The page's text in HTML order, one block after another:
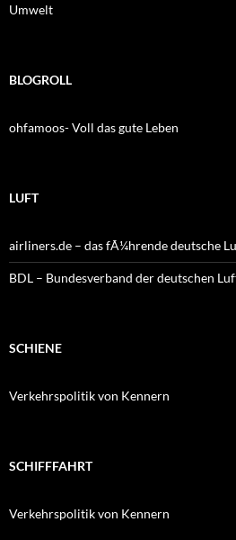
Umwelt
BLOGROLL
ohfamoos- Voll das gute Leben
LUFT
airliners.de – das fÃ¼hrende deutsche
BDL – Bundesverband der deutschen
SCHIENE
Verkehrspolitik von Kennern
SCHIFFFAHRT
Verkehrspolitik von Kennern